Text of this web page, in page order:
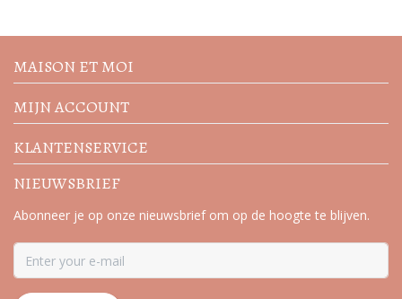
acties
MAISON ET MOI
MIJN ACCOUNT
KLANTENSERVICE
NIEUWSBRIEF
Abonneer je op onze nieuwsbrief om op de hoogte te blijven.